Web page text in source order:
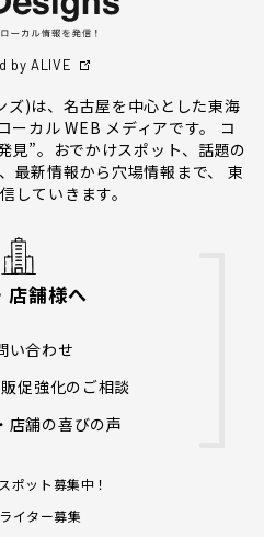
by ALIVE
)は、名古屋を中心とした東海
カル WEB メディアです。 コ
見”。おでかけスポット、話題の
最新情報から穴場情報まで、 東
していきます。
店舗様へ
い合わせ
促強化のご相談
店舗の喜びの声
ポット募集中！
イター募集